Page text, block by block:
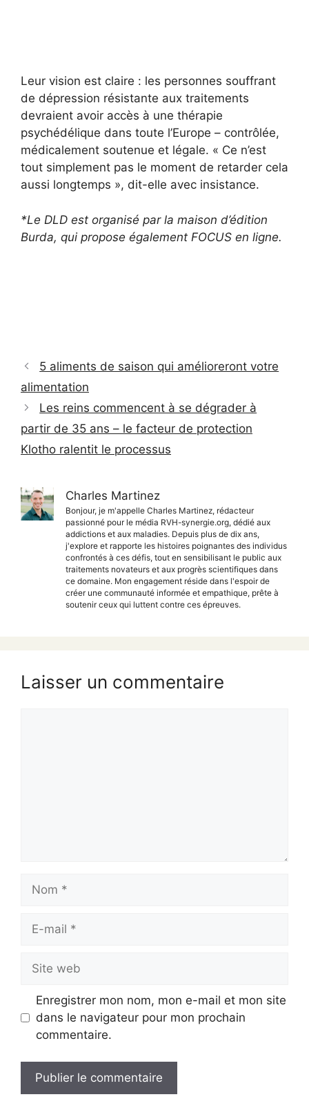
Leur vision est claire : les personnes souffrant
de dépression résistante aux traitements
devraient avoir accès à une thérapie
psychédélique dans toute l’Europe – contrôlée,
médicalement soutenue et légale. « Ce n’est
tout simplement pas le moment de retarder cela
aussi longtemps », dit-elle avec insistance.
*Le DLD est organisé par la maison d’édition
Burda, qui propose également FOCUS en ligne.
5 aliments de saison qui amélioreront votre
alimentation
Les reins commencent à se dégrader à
partir de 35 ans – le facteur de protection
Klotho ralentit le processus
Charles Martinez
Bonjour, je m'appelle Charles Martinez, rédacteur
passionné pour le média RVH-synergie.org, dédié aux
addictions et aux maladies. Depuis plus de dix ans,
j'explore et rapporte les histoires poignantes des individus
confrontés à ces défis, tout en sensibilisant le public aux
traitements novateurs et aux progrès scientifiques dans
ce domaine. Mon engagement réside dans l'espoir de
créer une communauté informée et empathique, prête à
soutenir ceux qui luttent contre ces épreuves.
Laisser un commentaire
Nom
Site
web
Enregistrer mon nom, mon e-mail et mon site
dans le navigateur pour mon prochain
commentaire.